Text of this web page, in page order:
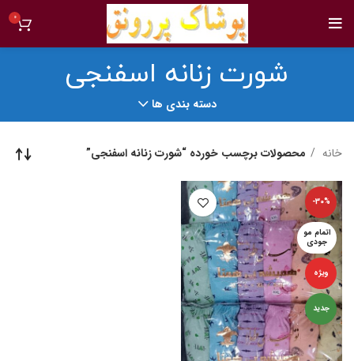
0
شورت زنانه اسفنجی
دسته بندی ها
خانه محصولات برچسب خورده “شورت زنانه اسفنجی”
-30%
اتمام مو
جودی
ویژه
جدید